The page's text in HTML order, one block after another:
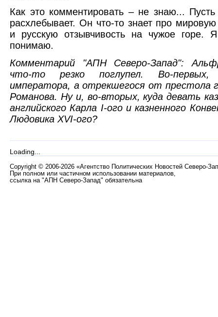
Как это комментировать – не знаю...
расхлебывает. Он что-то знает про
и русскую отзывчивость на чужое горе.
понимаю.
Комментарий "АПН Северо-Запад":
что-то резко поглупел. Во-первых,
императора, а отрекшегося от престола
Романова. Ну и, во-вторых, куда девать
английского Карла I-ого и казненного
Людовика XVI-ого?
Loading...
Copyright © 2006-2026 «Агентство Политических Новостей Северо-
При полном или частичном использовании материалов,
ссылка на "АПН Северо-Запад" обязательна